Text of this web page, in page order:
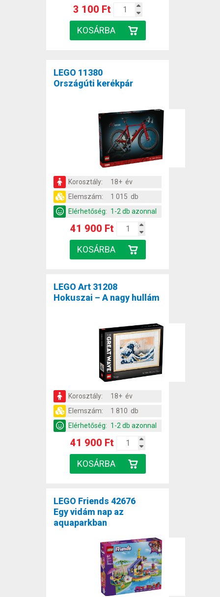
3 100 Ft
LEGO 11380
Országúti kerékpár
Korosztály:
18+ év
Elemszám:
1 015 db
Elérhetőség: 1-2 db azonnal
41 900 Ft
LEGO Art 31208
Hokuszai – A nagy hullám
Korosztály:
18+ év
Elemszám:
1 810 db
Elérhetőség: 1-2 db azonnal
41 900 Ft
LEGO Friends 42676
Egy vidám nap az
aquaparkban